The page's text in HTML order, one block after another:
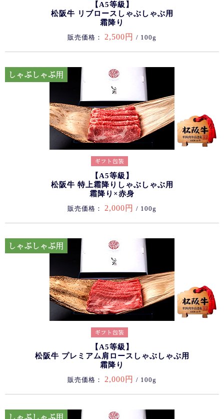
【A5等級】
松阪牛 リブロースしゃぶしゃぶ用
霜降り
販売価格： 2,500円 / 100g
【A5等級】
松阪牛 特上霜降りしゃぶしゃぶ用
霜降り×赤身
販売価格： 2,000円 / 100g
【A5等級】
松阪牛 プレミアム肩ロースしゃぶしゃぶ用
霜降り
販売価格： 2,000円 / 100g